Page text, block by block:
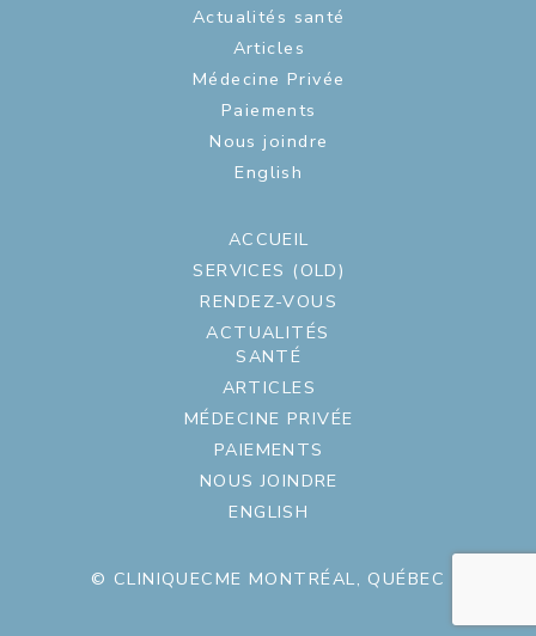
Actualités santé
Articles
Médecine Privée
Paiements
Nous joindre
English
ACCUEIL
SERVICES (OLD)
RENDEZ-VOUS
ACTUALITÉS
SANTÉ
ARTICLES
MÉDECINE PRIVÉE
PAIEMENTS
NOUS JOINDRE
ENGLISH
© CLINIQUECME MONTRÉAL, QUÉBEC